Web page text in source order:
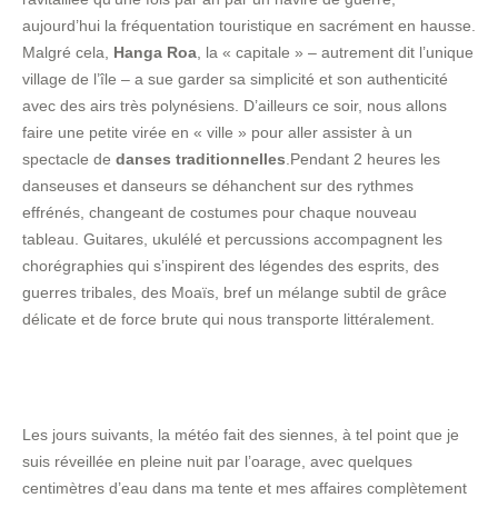
aujourd’hui la fréquentation touristique en sacrément en hausse.
Malgré cela, Hanga Roa , la « capitale » – autrement dit l’unique
village de l’île – a sue garder sa simplicité et son authenticité
avec des airs très polynésiens. D’ailleurs ce soir, nous allons
faire une petite virée en « ville » pour aller assister à un
spectacle de danses traditionnelles .Pendant 2 heures les
danseuses et danseurs se déhanchent sur des rythmes
effrénés, changeant de costumes pour chaque nouveau
tableau. Guitares, ukulélé et percussions accompagnent les
chorégraphies qui s’inspirent des légendes des esprits, des
guerres tribales, des Moaïs, bref un mélange subtil de grâce
délicate et de force brute qui nous transporte littéralement.
Les jours suivants, la météo fait des siennes, à tel point que je
suis réveillée en pleine nuit par l’oarage, avec quelques
centimètres d’eau dans ma tente et mes affaires complètement